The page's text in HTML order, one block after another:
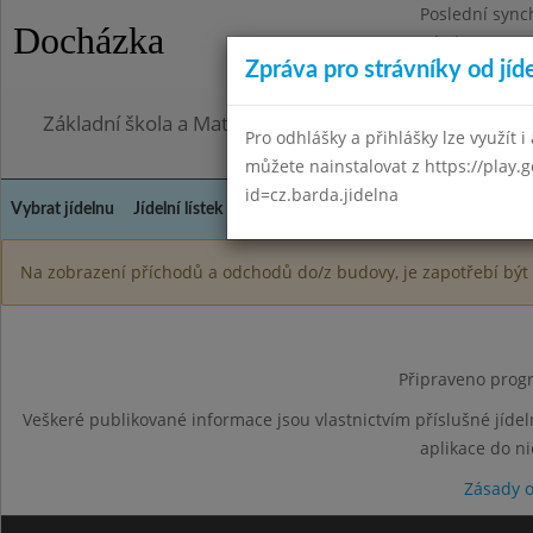
Docházka
Poslední
Pátek
Omezení
Základní škola a Mateřská škola Město Libavá,
Vybrat jídelnu Jídelní lístek Kontakty a informace
Na zobrazení příchodů a odchodů do/z budovy, je zapotřebí
Připraveno
Veškeré publikované informace jsou vlastnictvím příslušné
aplikace do
Zásady
Zpráva pro strávníky od
Pro odhlášky a přihlášky lze využít
můžete nainstalovat z https://
id=cz.barda.jidelna